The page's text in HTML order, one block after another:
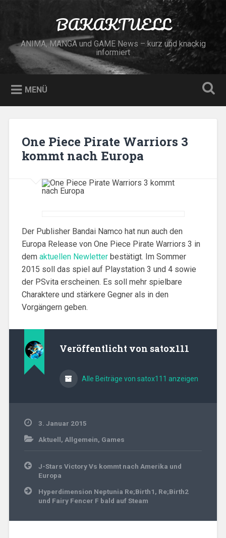
BAKAKTUELL
ANIMA, MANGA und GAME News – kurz und knackig
informiert
MENÜ
One Piece Pirate Warriors 3
kommt nach Europa
Der Publisher Bandai Namco hat nun auch den
Europa Release von One Piece Pirate Warriors 3 in
dem aktuellen Newletter bestätigt. Im Sommer
2015 soll das spiel auf Playstation 3 und 4 sowie
der PSvita erscheinen. Es soll mehr spielbare
Charaktere und stärkere Gegner als in den
Vorgängern geben.
Veröffentlicht von satox111
Alle Beiträge von satox111 anzeigen
3. Januar 2015
Aktuell, Allgemein, Games
Beitragsnavigation
J-Stars Victory Vs kommt nach Amerika und
Europa
Hyperdimension Neptunia Re;Birth1, Re;Birth2
und Fairy Fencer F bald auf Steam